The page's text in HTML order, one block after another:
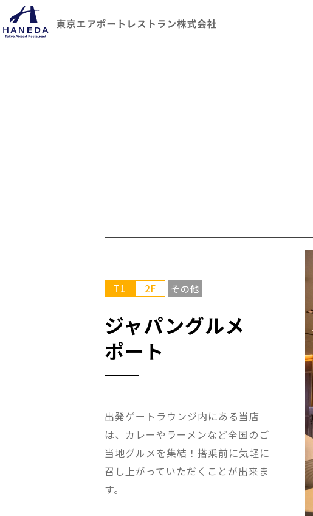
T1 2F その他
ジャパングルメ
ポート
出発ゲートラウンジ内にある当店
は、カレーやラーメンなど全国のご
当地グルメを集結！搭乗前に気軽に
召し上がっていただくことが出来ま
す。